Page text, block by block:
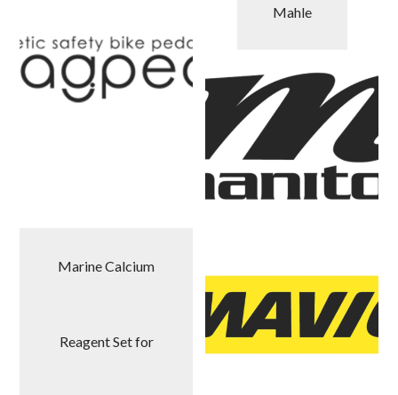
Mahle
Marine Calcium
Reagent Set for